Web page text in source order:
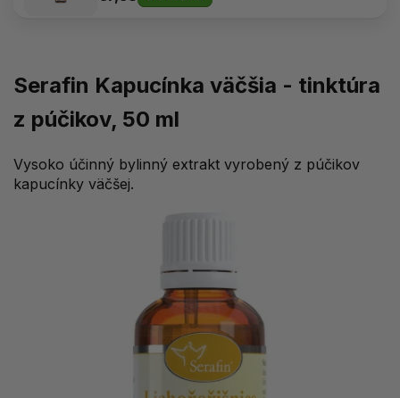
Serafin Kapucínka väčšia - tinktúra
z púčikov, 50 ml
Vysoko účinný bylinný extrakt vyrobený z púčikov
kapucínky väčšej.